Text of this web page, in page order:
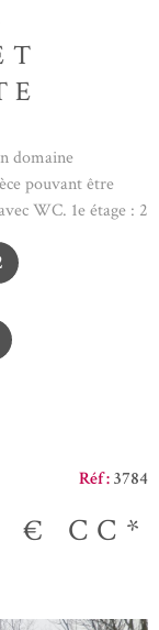
domaine
pouvant être
WC. 1e étage : 2
extérieure.
virtuelle ou
jLtlIxdM
Réf :3784
€ CC*